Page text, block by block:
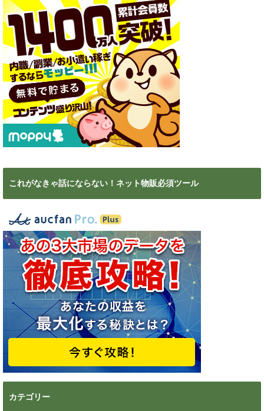
これがなきゃ話にならない！ネット物販必須ツール
カテゴリー